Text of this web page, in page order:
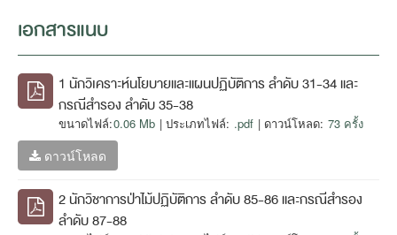
เอกสารแนบ
1 นักวิเคราะห์นโยบายและแผนปฏิบัติการ ลำดับ 31-34 และ
กรณีสำรอง ลำดับ 35-38
ขนาดไฟล์:0.06 Mb | ประเภทไฟล์: .pdf | ดาวน์โหลด: 73 ครั้ง
ดาวน์โหลด
2 นักวิชาการป่าไม้ปฏิบัติการ ลำดับ 85-86 และกรณีสำรอง
ลำดับ 87-88